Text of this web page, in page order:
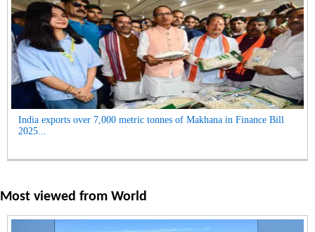
India exports over 7,000 metric tonnes of Makhana in Finance Bill
2025...
Most viewed from World